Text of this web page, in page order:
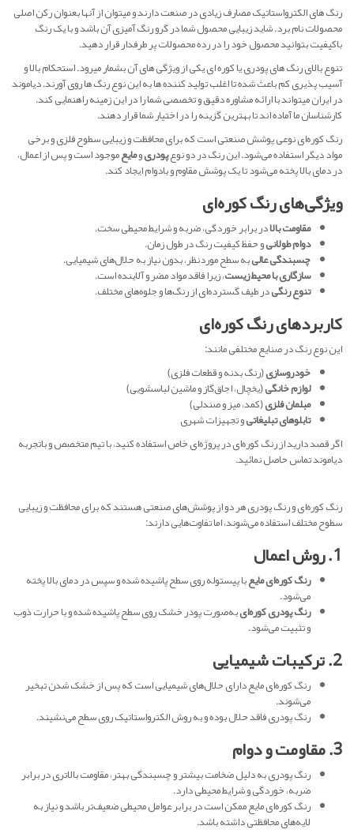
رنگ های الکترواستاتیک مصارف زیادی در صنعت دارند و میتوان از آنها بعنوان رکن اصلی
محصولات نام برد. شاید زیبایی محصول شما در گرو رنگ آمیزی آن باشد و با یک رنگ
باکیفیت بتوانید محصول خود را در رده محصولات پر طرفدار قرار دهید.
تنوع بالای رنگ های پودری یا کوره ای یکی از ویژگی های آن بشمار میرود. استحکام بالا و
آسیب پذیری کم باعث شده تا اغلب تولید کننده ها به این نوع رنگ ها روی آورند. دیاموند
در ایران میتواند با ارائه مشاوره دقیق و تخصصی شما را در این زمینه راهنمایی کند.
کارشناسان ما آماده اند تا بهترین گزینه را در اختیار شما قرار دهند.
رنگ کوره‌ای نوعی پوشش صنعتی است که برای محافظت و زیبایی سطوح فلزی و برخی
مواد دیگر استفاده می‌شود. این رنگ در دو نوعپودریومایعموجود است و پس از اعمال،
در دمای بالا پخته می‌شود تا یک پوشش مقاوم و بادوام ایجاد کند.
ویژگی‌های رنگ کوره‌ای
مقاومت بالادر برابر خوردگی، ضربه و شرایط محیطی سخت.
دوام طولانیو حفظ کیفیت رنگ در طول زمان.
چسبندگی عالیبه سطح موردنظر، بدون نیاز به حلال‌های شیمیایی.
سازگاری با محیط زیست، زیرا فاقد مواد مضر و آلاینده است.
تنوع رنگیدر طیف گسترده‌ای از رنگ‌ها و جلوه‌های مختلف.
کاربردهای رنگ کوره‌ای
این نوع رنگ در صنایع مختلفی مانند:
خودروسازی(رنگ بدنه و قطعات فلزی)
لوازم خانگی(یخچال، اجاق‌گاز و ماشین لباسشویی)
مبلمان فلزی(کمد، میز و صندلی)
تابلوهای تبلیغاتیو تجهیزات شهری
اگر قصد دارید از رنگ کوره‌ای در پروژه‌ای خاص استفاده کنید، با تیم متخصص و باتجربه
دیاموند تماس حاصل نمائید.
رنگ کوره‌ای و رنگ پودری هر دو از پوشش‌های صنعتی هستند که برای محافظت و زیبایی
سطوح مختلف استفاده می‌شوند، اما تفاوت‌هایی دارند:
۱. روش اعمال
رنگ کوره‌ای مایعبا پیستوله روی سطح پاشیده شده و سپس در دمای بالا پخته
می‌شود.
رنگ پودری کوره‌ایبه‌صورت پودر خشک روی سطح پاشیده شده و با حرارت ذوب
و تثبیت می‌شود.
۲. ترکیبات شیمیایی
رنگ کوره‌ای مایع دارای حلال‌های شیمیایی است که پس از خشک شدن تبخیر
می‌شوند.
رنگ پودری فاقد حلال بوده و به روش الکترواستاتیک روی سطح می‌نشیند.
۳. مقاومت و دوام
رنگ پودری به دلیل ضخامت بیشتر و چسبندگی بهتر، مقاومت بالاتری در برابر
ضربه، خوردگی و شرایط محیطی دارد.
رنگ کوره‌ای مایع ممکن است در برابر عوامل محیطی ضعیف‌تر باشد و نیاز به
لایه‌های محافظتی داشته باشد.